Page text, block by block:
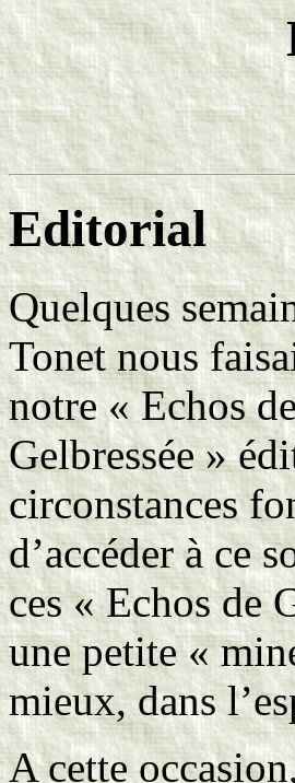
Editorial
Quelques
Tonet nous
notre « Echos
Gelbressée »
circonstances
d’accéder à ce
ces « Echos de
une petite «
mieux, dans
A cette